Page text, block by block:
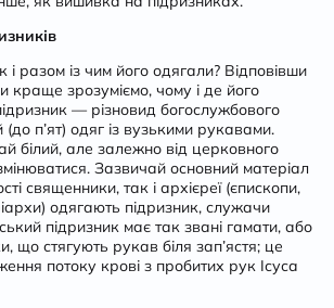
разом із чим його одягали? Відповівши
краще зрозуміємо, чому і де його
— різновид богослужбового
п’ят) одяг із вузькими рукавами.
білий, але залежно від церковного
Зазвичай основний матеріал
священники, так і архієреї (єпископи,
одягають підризник, служачи
підризник має так звані гамати, або
що стягують рукав біля зап’ястя; це
потоку крові з пробитих рук Ісуса